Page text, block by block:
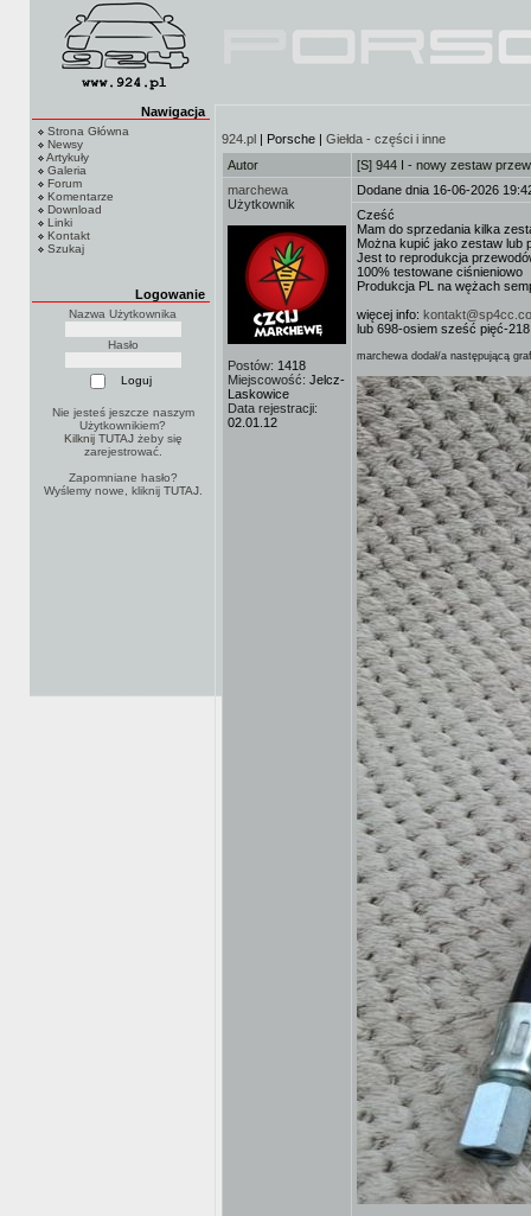
Nawigacja
Strona Główna
Newsy
Artykuły
Galeria
Forum
Komentarze
Download
Linki
Kontakt
Szukaj
Logowanie
Nazwa Użytkownika
Hasło
Nie jesteś jeszcze naszym
Użytkownikiem?
Kilknij TUTAJżeby się
zarejestrować.
Zapomniane hasło?
Wyślemy nowe, kliknij TUTAJ.
924.pl | Porsche | Giełda - części i inne
Autor
[S] 944 I - nowy zestaw
marchewa
Użytkownik
Postów: 1418
Miejscowość: Jelcz-
Laskowice
Data rejestracji:
02.01.12
Dodane dnia 16-06-2026
Cześć
Mam do sprzedania kilka
Można kupić jako zestaw lub
Jest to reprodukcja
100% testowane ciśnieniowo
Produkcja PL na wężach
więcej info:
lub 698-osiem sześć pięć-218
marchewa dodał/a następującą